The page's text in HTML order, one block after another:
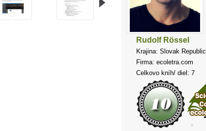
Rudolf Rössel
Krajina: Slovak Republic
Firma: ecoletra.com
Celkovo kníh/ diel: 7